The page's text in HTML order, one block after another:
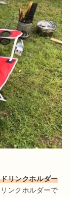
リンクホルダー
ンクホルダーで